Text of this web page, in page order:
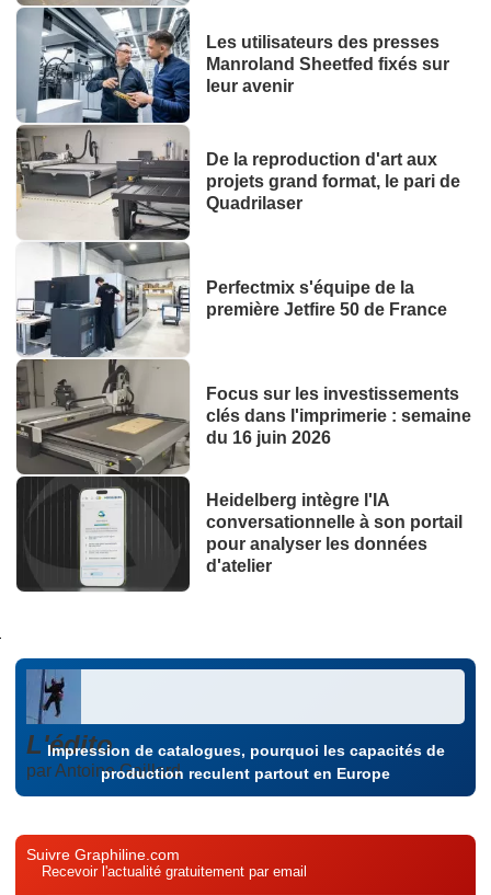
Les utilisateurs des presses
Manroland Sheetfed fixés sur
leur avenir
De la reproduction d'art aux
projets grand format, le pari de
Quadrilaser
Perfectmix s'équipe de la
première Jetfire 50 de France
Focus sur les investissements
clés dans l'imprimerie : semaine
du 16 juin 2026
Heidelberg intègre l'IA
conversationnelle à son portail
pour analyser les données
d'atelier
L'édito
par Antoine Gaillard
Impression de catalogues, pourquoi les capacités de
production reculent partout en Europe
Suivre Graphiline.com
Recevoir l'actualité gratuitement par email